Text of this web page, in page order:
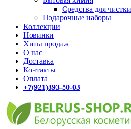
Средства для чистки
Подарочные наборы
Коллекции
Новинки
Хиты продаж
О нас
Доставка
Контакты
Оплата
+7(921)893-50-03